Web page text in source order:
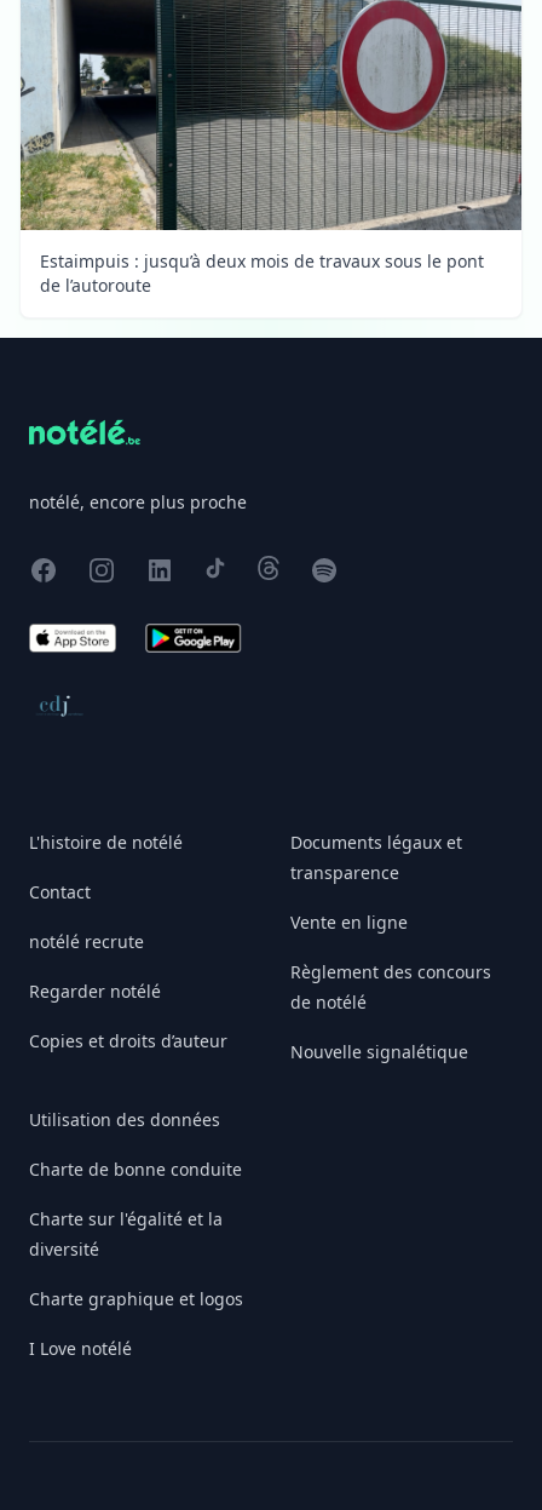
Estaimpuis : jusqu’à deux mois de travaux sous le pont
de l’autoroute
notélé, encore plus proche
FacebookInstagram
X TikTokThreadsSpotify
App Store Google Play
Conseil de déontologie journalistique
L'histoire de notélé
Contact
notélé recrute
Regarder notélé
Copies et droits d’auteur
Utilisation des données
Charte de bonne conduite
Charte sur l'égalité et la
diversité
Charte graphique et logos
I Love notélé
Documents légaux et
transparence
Vente en ligne
Règlement des concours
de notélé
Nouvelle signalétique